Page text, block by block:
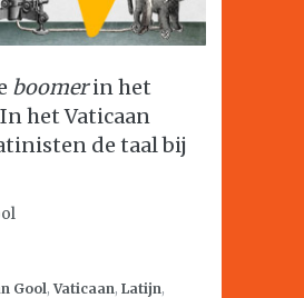
boomerin het
het Vaticaan
de taal bij
Gool,Vaticaan, Latijn,